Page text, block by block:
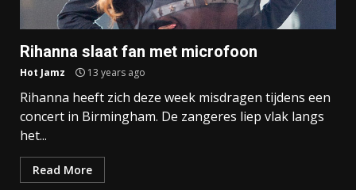
Rihanna slaat fan met microfoon
Hot Jamz 13 years ago
Rihanna heeft zich deze week misdragen tijdens een
concert in Birmingham. De zangeres liep vlak langs
het...
Read More